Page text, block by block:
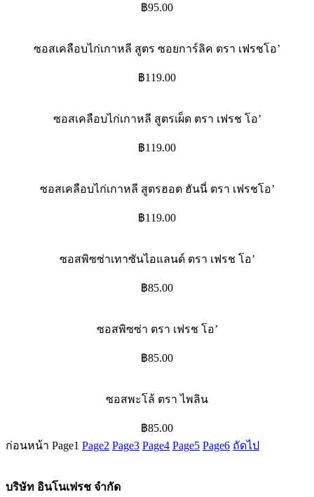
฿95.00
ซอสเคลือบไก่เกาหลี สูตร ซอยการ์ลิค ตรา เฟรชโอ’
฿119.00
ซอสเคลือบไก่เกาหลี สูตรเผ็ด ตรา เฟรช โอ’
฿119.00
ซอสเคลือบไก่เกาหลี สูตรฮอต ฮันนี่ ตรา เฟรชโอ’
฿119.00
ซอสพิซซ่าเทาซันไอแลนด์ ตรา เฟรช โอ’
฿85.00
ซอสพิซซ่า ตรา เฟรช โอ’
฿85.00
ซอสพะโล้ ตรา ไพลิน
฿85.00
ก่อนหน้า Page1 Page2 Page3 Page4 Page5 Page6 ถัดไป
บริษัท อินโนเฟรช จำกัด